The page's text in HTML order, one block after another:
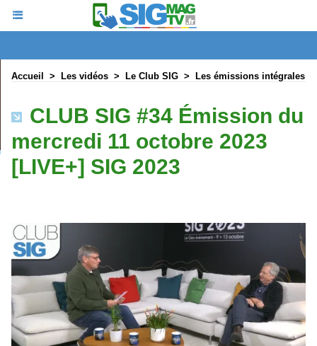
Accueil > Les vidéos > Le Club SIG > Les émissions intégrales
CLUB SIG #34 Émission du
mercredi 11 octobre 2023
[LIVE+] SIG 2023